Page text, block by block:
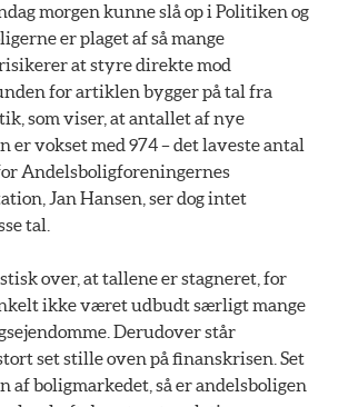
morgen kunne slå op i Politiken og
er plaget af så mange
at styre direkte mod
for artiklen bygger på tal fra
som viser, at antallet af nye
er vokset med 974 – det laveste antal
Andelsboligforeningernes
Jan Hansen, ser dog intet
tal.
over, at tallene er stagneret, for
ikke været udbudt særligt mange
Derudover står
set stille oven på finanskrisen. Set
af boligmarkedet, så er andelsboligen